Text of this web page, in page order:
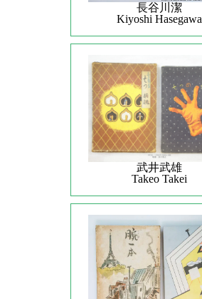
長谷川潔
Kiyoshi Hasegawa
武井武雄
Takeo Takei